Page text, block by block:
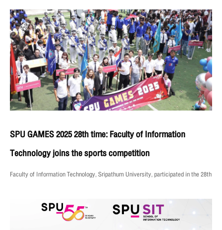
SPU GAMES 2025 28th time: Faculty of Information
Technology joins the sports competition
Faculty of Information Technology, Sripathum University, participated in the 28th